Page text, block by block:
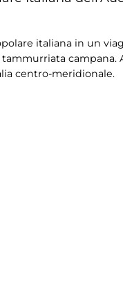
italiana in un
centro-meridionale.